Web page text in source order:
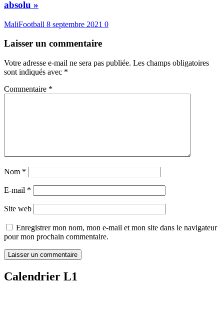
absolu »
MaliFootball 8 septembre 2021 0
Laisser un commentaire
Votre adresse e-mail ne sera pas publiée. Les champs obligatoires
sont indiqués avec *
Commentaire *
Nom *
E-mail *
Site web
Enregistrer mon nom, mon e-mail et mon site dans le navigateur
pour mon prochain commentaire.
Calendrier L1